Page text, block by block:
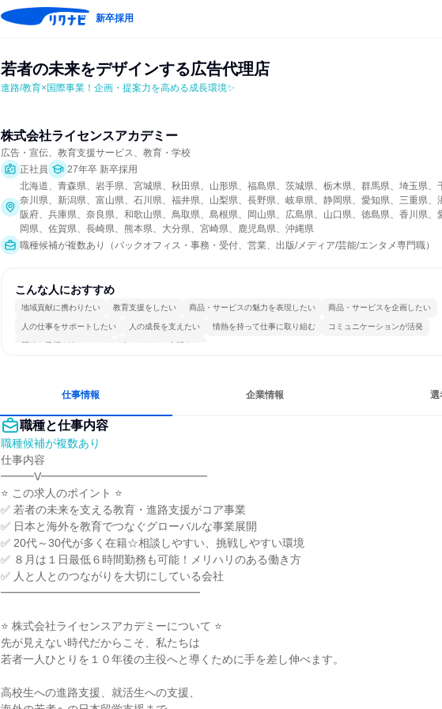
新卒採用
若者の未来をデザインする広告代理店
進路/教育×国際事業！企画・提案力を高める成長環境✨
株式会社ライセンスアカデミー
広告・宣伝、教育支援サービス、教育・学校
正社員
27年卒 新卒採用
北海道、青森県、岩手県、宮城県、秋田県、山形県、福島県、茨城県、栃木県、群馬県、埼玉県、
奈川県、新潟県、富山県、石川県、福井県、山梨県、長野県、岐阜県、静岡県、愛知県、三重県、
阪府、兵庫県、奈良県、和歌山県、鳥取県、島根県、岡山県、広島県、山口県、徳島県、香川県、
岡県、佐賀県、長崎県、熊本県、大分県、宮崎県、鹿児島県、沖縄県
職種候補が複数あり（バックオフィス・事務・受付、営業、出版/メディア/芸能/エンタメ専門職）
こんな人におすすめ
地域貢献に携わりたい 教育支援をしたい 商品・サービスの魅力を表現したい 商品・サービスを企画したい
人の仕事をサポートしたい 人の成長を支えたい 情熱を持って仕事に取り組む コミュニケーションが活発
明確な目標を追いかける 人とたくさん会話する
仕事情報 企業情報 選
職種と仕事内容
職種候補が複数あり
仕事内容
━━━V━━━━━━━━━━━━━━━
⭐ この求人のポイント ⭐
✅ 若者の未来を支える教育・進路支援がコア事業
✅ 日本と海外を教育でつなぐグローバルな事業展開
✅ 20代～30代が多く在籍☆相談しやすい、挑戦しやすい環境
✅ ８月は１日最低６時間勤務も可能！メリハリのある働き方
✅ 人と人とのつながりを大切にしている会社
━━━━━━━━━━━━━━━━━━
⭐ 株式会社ライセンスアカデミーについて ⭐
先が見えない時代だからこそ、私たちは
若者一人ひとりを１０年後の主役へと導くために手を差し伸べます。
高校生への進路支援、就活生への支援、